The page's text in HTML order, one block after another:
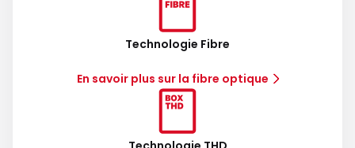
Technologie Fibre
En savoir plus sur la fibre optique